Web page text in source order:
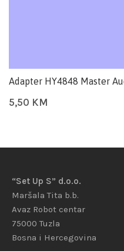
Adapter HY4848 Master
5,50 KM
“Set Up S” d.o.o.
Maršala Tita b.b.
Avaz Robot centar
75000 Tuzla
Bosna i Hercegovina